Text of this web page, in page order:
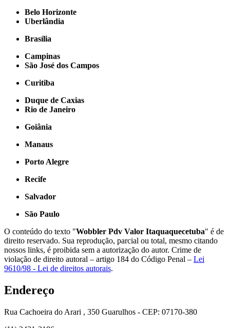
Belo Horizonte
Uberlândia
Brasília
Campinas
São José dos Campos
Curitiba
Duque de Caxias
Rio de Janeiro
Goiânia
Manaus
Porto Alegre
Recife
Salvador
São Paulo
O conteúdo do texto "Wobbler Pdv Valor Itaquaquecetuba" é de
direito reservado. Sua reprodução, parcial ou total, mesmo citando
nossos links, é proibida sem a autorização do autor. Crime de
violação de direito autoral – artigo 184 do Código Penal – Lei
9610/98 - Lei de direitos autorais.
Endereço
Rua Cachoeira do Arari , 350 Guarulhos - CEP: 07170-380